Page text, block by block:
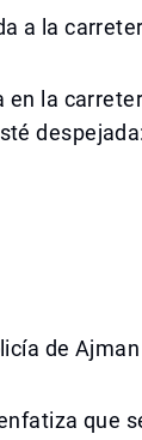
a la
en la
despejada:
de Ajman
que